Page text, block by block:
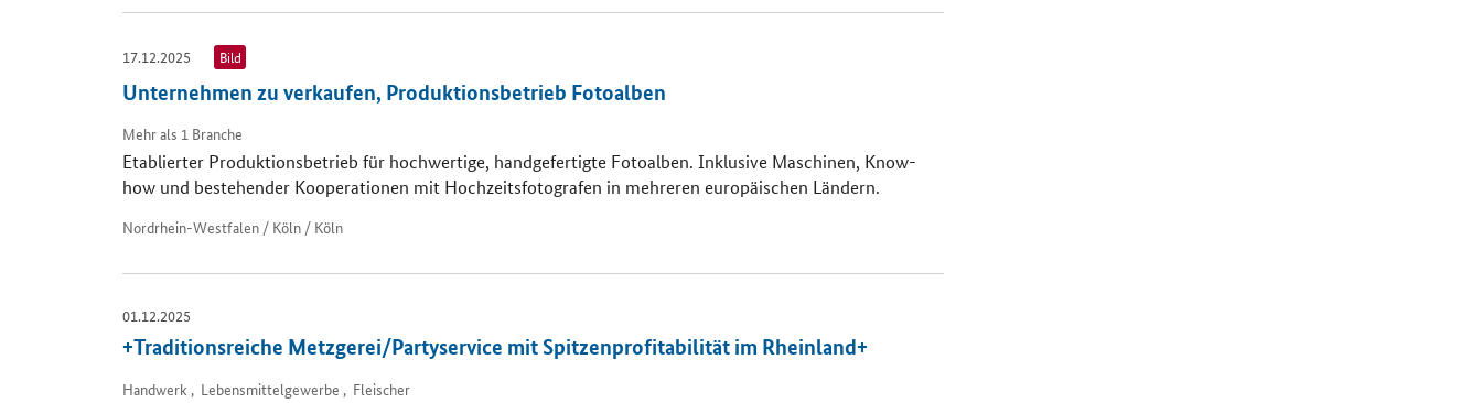
17.12.2025 Bild
Unternehmen zu verkaufen, Produktionsbetrieb Fotoalben
Mehr als 1 Branche
Etablierter Produktionsbetrieb für hochwertige, handgefertigte Fotoalben. Inklusive Maschinen, Know-
how und bestehender Kooperationen mit Hochzeitsfotografen in mehreren europäischen Ländern.
Nordrhein-Westfalen / Köln / Köln
01.12.2025
+Traditionsreiche Metzgerei/Partyservice mit Spitzenprofitabilität im Rheinland+
Handwerk , Lebensmittelgewerbe , Fleischer